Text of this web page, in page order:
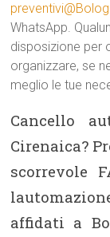
WhatsApp.
disposizione per
organizzare, se
meglio le tue
Cancello
Cirenaica?
scorrevole
affidati a